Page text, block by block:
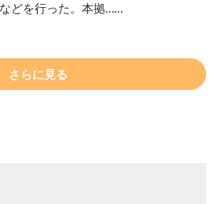
どを行った。本拠……
さらに見る